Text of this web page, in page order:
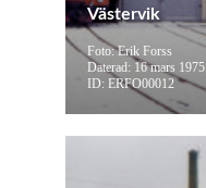
Västervik
Foto: Erik Forss
Daterad: 16 mars 1975
ID: ERFO00012